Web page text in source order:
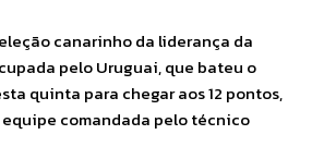
canarinho da liderança da
pelo Uruguai, que bateu o
quinta para chegar aos 12 pontos,
equipe comandada pelo técnico